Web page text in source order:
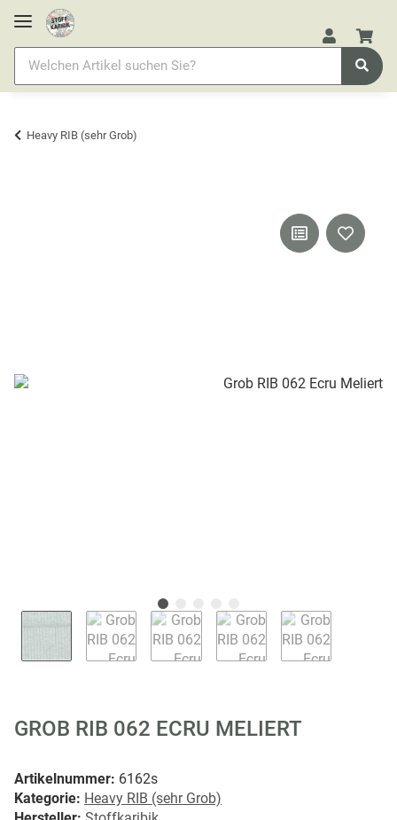
Heavy RIB (sehr Grob)
GROB RIB 062 ECRU MELIERT
Artikelnummer: 6162s
Kategorie: Heavy RIB (sehr Grob)